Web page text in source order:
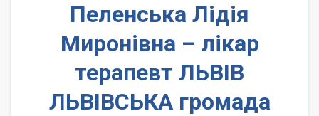
Пеленська Лідія
Миронівна – лікар
терапевт ЛЬВІВ
ЛЬВІВСЬКА громада